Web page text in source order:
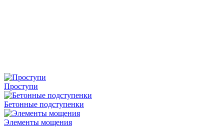
Проступи
Бетонные подступенки
Элементы мощения